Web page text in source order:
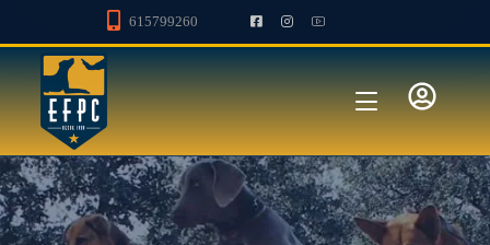
615799260